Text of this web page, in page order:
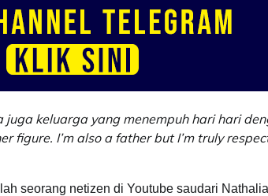
keluarga yang menempuh hari hari
figure. I’m also a father but I’m truly
seorang netizen di Youtube saudari